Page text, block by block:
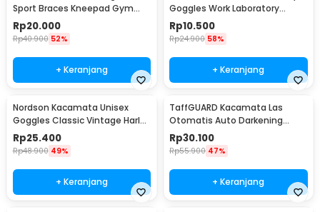
Sport Braces Kneepad Gym
Fitness 1 PCS XL - HX002
Rp20.000
Rp40.900 52%
+ Keranjang
Goggles Work Laboratory
Eyewear - LE979
Rp10.500
Rp24.900 58%
+ Keranjang
Nordson Kacamata Unisex
Goggles Classic Vintage Harley
UV Protection - ND1008
Rp25.400
Rp48.900 49%
+ Keranjang
TaffGUARD Kacamata Las
Otomatis Auto Darkening
Soldering Goggles - 5100B
Rp30.100
Rp55.900 47%
+ Keranjang